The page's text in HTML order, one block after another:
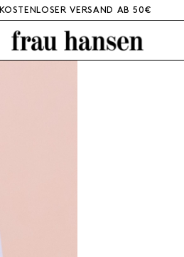
KOSTENLOSER VERSAND AB 50€